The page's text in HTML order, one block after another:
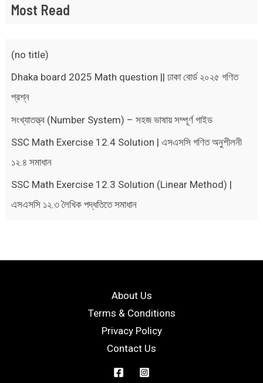
Most Read
(no title)
Dhaka board 2025 Math question || ঢাকা বোর্ড ২০২৫ গণিত
প্রশ্ন
সংখ্যাতত্ত্ব (Number System) – সহজ ভাষায় সম্পূর্ণ গাইড
SSC Math Exercise 12.4 Solution | এসএসসি গণিত অনুশীলনী
১২.৪ সমাধান
SSC Math Exercise 12.3 Solution (Linear Method) |
এসএসসি ১২.৩ লৈখিক পদ্ধতিতে সমাধান
About Us
Terms & Conditions
Privacy Policy
Contact Us